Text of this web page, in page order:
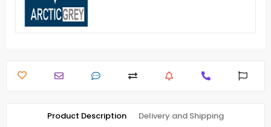
Product Description Delivery and Shipping